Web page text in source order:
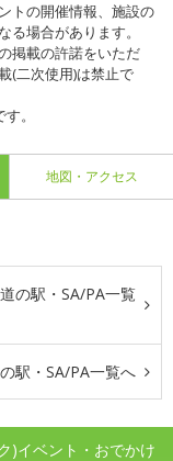
トの開催情報、施設の
場合があります。
掲載の許諾をいただ
(二次使用)は禁止で
。
地図・アクセス
の駅・SA/PA一覧
駅・SA/PA一覧へ
)イベント・おでかけ